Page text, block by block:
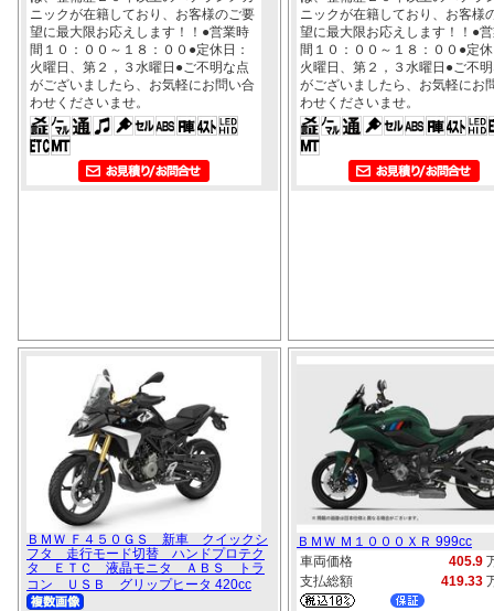
ニックが在籍しており、お客様のご要
望に最大限お応えします！！●営業時
間１０：００～１８：００●定休日：
火曜日、第２，３水曜日●ご不明な点
がございましたら、お気軽にお問い合
わせくださいませ。
ニックが在籍しており、お客様
望に最大限お応えします！！●
間１０：００～１８：００●定
火曜日、第２，３水曜日●ご不
がございましたら、お気軽にお
わせくださいませ。
ＢＭＷ Ｆ４５０ＧＳ 新車 クイックシ
フタ 走行モード切替 ハンドプロテク
タ ＥＴＣ 液晶モニタ ＡＢＳ トラ
コン ＵＳＢ グリップヒータ 420cc
ＢＭＷ Ｍ１０００ＸＲ 999cc
車両価格
405.9
支払総額
419.33